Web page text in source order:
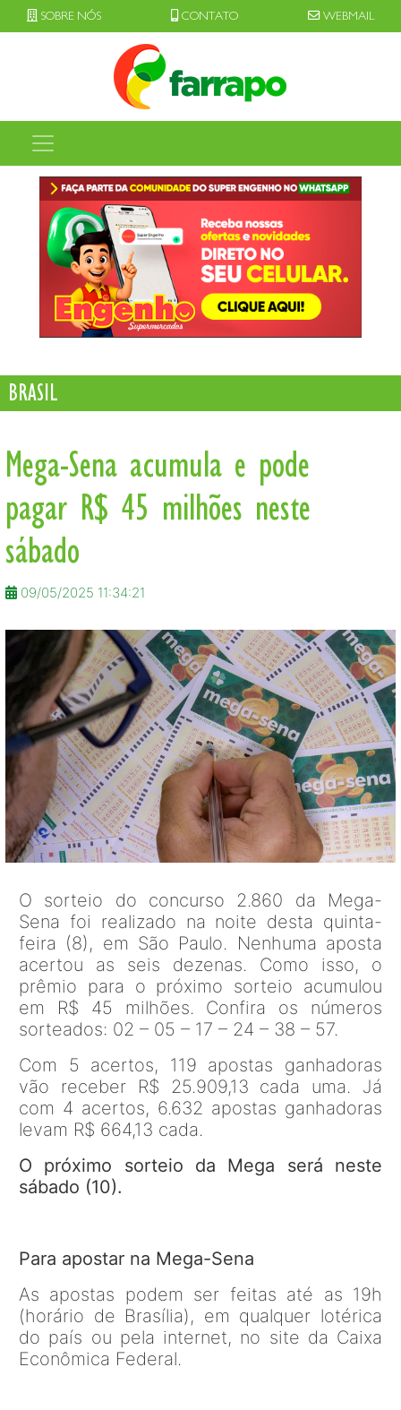
SOBRE NÓS CONTATO WEBMAIL
BRASIL
Mega-Sena acumula e pode
pagar R$ 45 milhões neste
sábado
09/05/2025 11:34:21
O sorteio do concurso 2.860 da Mega-
Sena foi realizado na noite desta quinta-
feira (8), em São Paulo. Nenhuma aposta
acertou as seis dezenas. Como isso, o
prêmio para o próximo sorteio acumulou
em R$ 45 milhões. Confira os números
sorteados: 02 – 05 – 17 – 24 – 38 – 57.
Com 5 acertos, 119 apostas ganhadoras
vão receber R$ 25.909,13 cada uma. Já
com 4 acertos, 6.632 apostas ganhadoras
levam R$ 664,13 cada.
O próximo sorteio da Mega será neste
sábado (10).
Para apostar na Mega-Sena
As apostas podem ser feitas até as 19h
(horário de Brasília), em qualquer lotérica
do país ou pela internet, no site da Caixa
Econômica Federal.